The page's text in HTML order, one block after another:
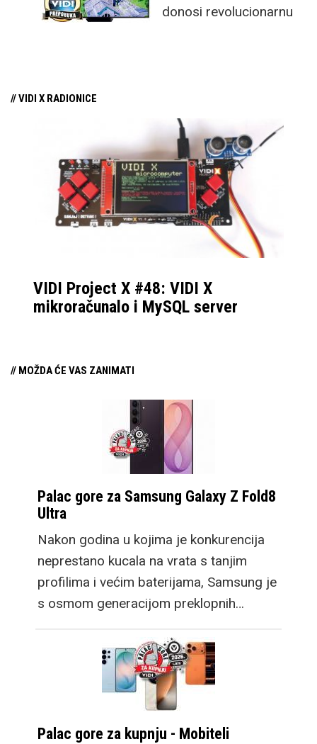
donosi revolucionarnu
// VIDI X RADIONICE
VIDI Project X #48: VIDI X
mikroračunalo i MySQL server
// MOŽDA ĆE VAS ZANIMATI
Palac gore za Samsung Galaxy Z Fold8
Ultra
Nakon godina u kojima je konkurencija
neprestano kucala na vrata s tanjim
profilima i većim baterijama, Samsung je
s osmom generacijom preklopnih…
Palac gore za kupnju - Mobiteli